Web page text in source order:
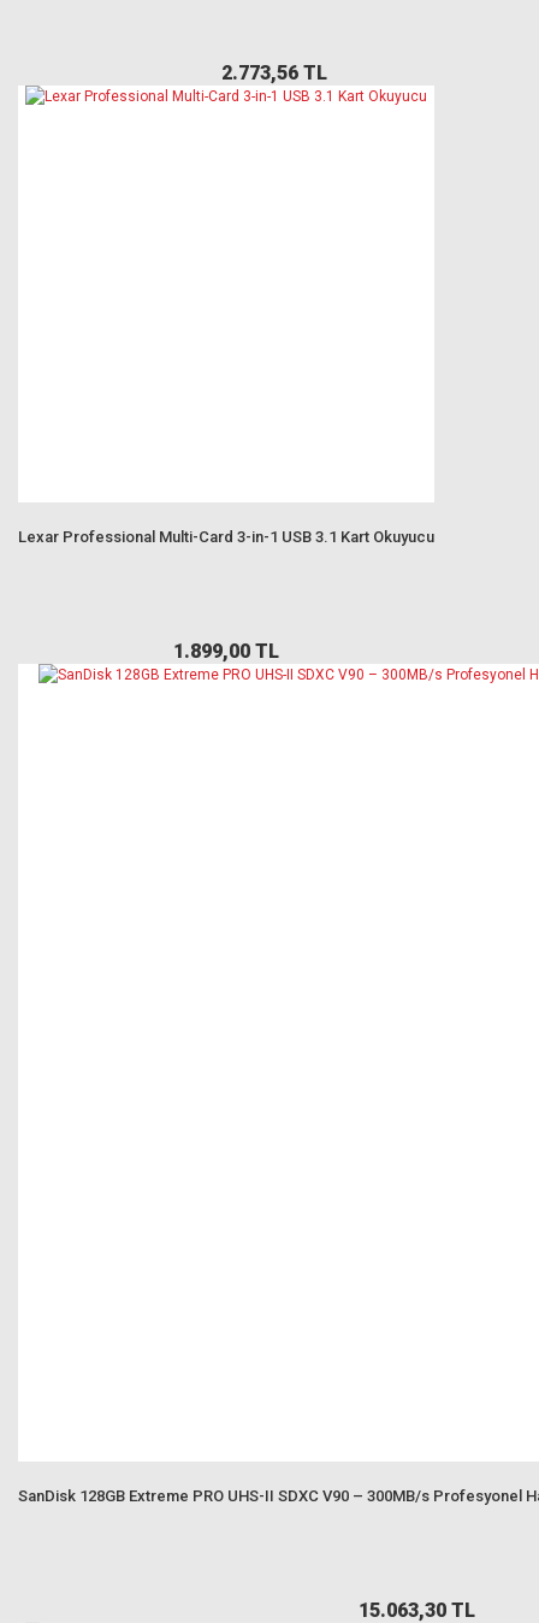
2.773,56 TL
Lexar Professional Multi-Card 3-in-1 USB 3.1 Kart Okuyucu
1.899,00 TL
SanDisk 128GB Extreme PRO UHS-II SDXC V90 – 300MB/s Profesyonel
15.063,30 TL